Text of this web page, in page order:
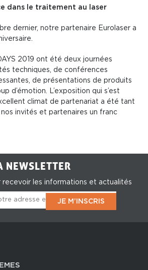
dans le traitement au laser
dernier, notre partenaire Eurolaser a
2019 ont été deux journées
techniques, de conférences
de présentations de produits
d’émotion. L’exposition qui s’est
climat de partenariat a été tant
invités et partenaires un franc
NEWSLETTER
recevoir les informations et actualités